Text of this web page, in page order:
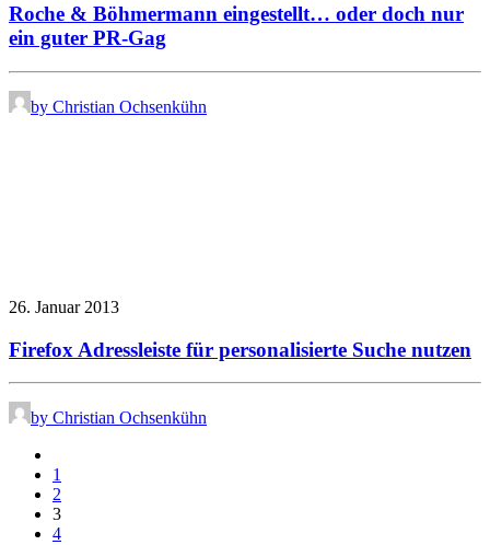
Roche & Böhmermann eingestellt… oder doch nur
ein guter PR-Gag
by Christian Ochsenkühn
26. Januar 2013
Firefox Adressleiste für personalisierte Suche nutzen
by Christian Ochsenkühn
1
2
3
4